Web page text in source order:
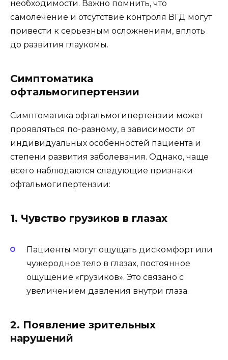
необходимости. Важно помнить, что
самолечение и отсутствие контроля ВГД могут
привести к серьезным осложнениям, вплоть
до развития глаукомы.
Симптоматика
офтальмогипертензии
Симптоматика офтальмогипертензии может
проявляться по-разному, в зависимости от
индивидуальных особенностей пациента и
степени развития заболевания. Однако, чаще
всего наблюдаются следующие признаки
офтальмогипертензии:
1. Чувство грузиков в глазах
Пациенты могут ощущать дискомфорт или
чужеродное тело в глазах, постоянное
ощущение «грузиков». Это связано с
увеличением давления внутри глаза.
2. Появление зрительных
нарушений